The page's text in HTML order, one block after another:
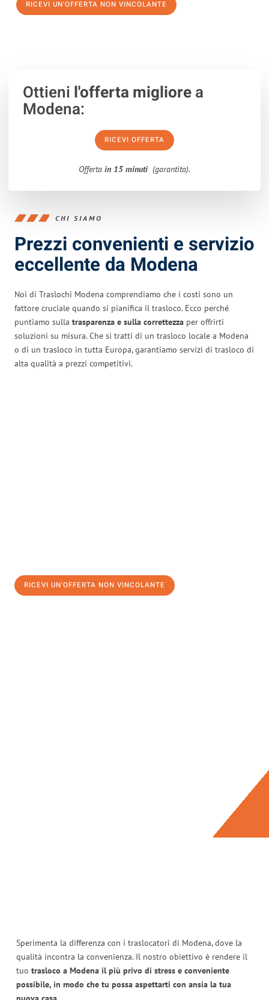
RICEVI UN'OFFERTA NON VINCOLANTE
Ottieni l'offerta migliorea
Modena:
RICEVI OFFERTA
Offerta in 15 minuti (garantita).
CHI SIAMO
Prezzi convenienti e servizio
eccellente da Modena
Noi di Traslochi Modena comprendiamo che i costi sono un
fattore cruciale quando si pianifica il trasloco. Ecco perché
puntiamo sulla trasparenza e sulla correttezza per offrirti
soluzioni su misura. Che si tratti di un trasloco locale a Modena
o di un trasloco in tutta Europa, garantiamo servizi di trasloco di
alta qualità a prezzi competitivi.
RICEVI UN'OFFERTA NON VINCOLANTE
Sperimenta la differenza con i traslocatori di Modena, dove la
qualità incontra la convenienza. Il nostro obiettivo è rendere il
tuo trasloco a Modena il più privo di stress e conveniente
possibile, in modo che tu possa aspettarti con ansia la tua